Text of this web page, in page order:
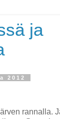
ja
2012
rannalla.